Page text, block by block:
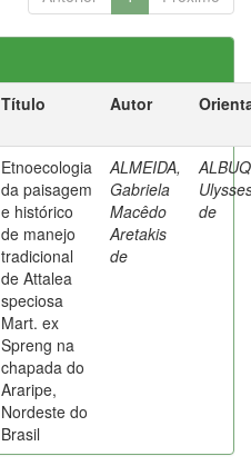
Título Autor
Etnoecologia
da paisagem
e histórico
de manejo
tradicional
de Attalea
speciosa
Mart. ex
Spreng na
chapada do
Araripe,
Nordeste do
Brasil
ALMEIDA,
Gabriela
Macêdo
Aretakis
de
de